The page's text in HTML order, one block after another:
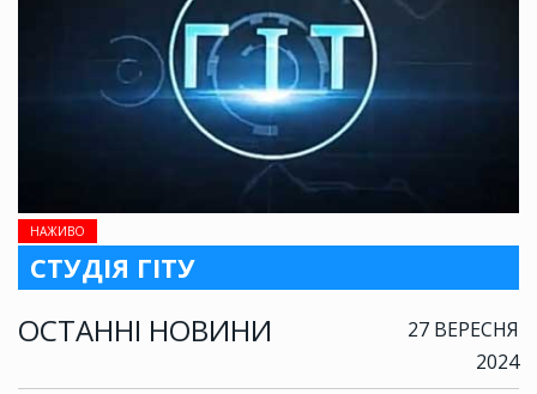
НАЖИВО
СТУДІЯ ГІТУ
ОСТАННІ НОВИНИ
27 ВЕРЕСНЯ
2024